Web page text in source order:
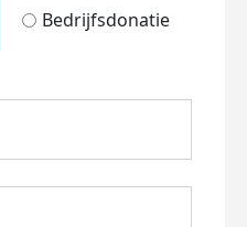
Bedrijfsdonatie